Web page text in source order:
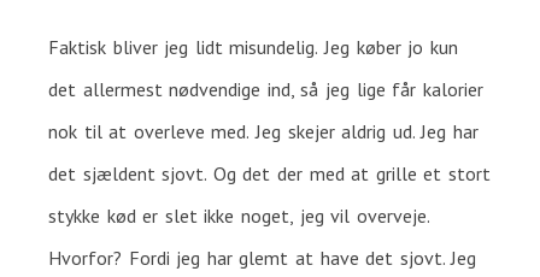
Faktisk bliver jeg lidt misundelig. Jeg køber jo kun
det allermest nødvendige ind, så jeg lige får kalorier
nok til at overleve med. Jeg skejer aldrig ud. Jeg har
det sjældent sjovt. Og det der med at grille et stort
stykke kød er slet ikke noget, jeg vil overveje.
Hvorfor? Fordi jeg har glemt at have det sjovt. Jeg